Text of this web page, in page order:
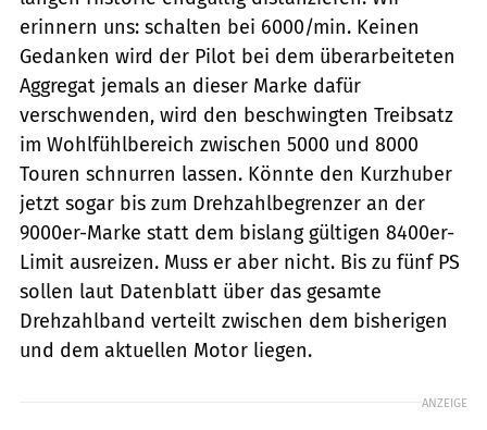
erinnern uns: schalten bei 6000/min. Keinen
Gedanken wird der Pilot bei dem überarbeiteten
Aggregat jemals an dieser Marke dafür
verschwenden, wird den beschwingten Treibsatz
im Wohlfühlbereich zwischen 5000 und 8000
Touren schnurren lassen. Könnte den Kurzhuber
jetzt sogar bis zum Drehzahlbegrenzer an der
9000er-Marke statt dem bislang gültigen 8400er-
Limit ausreizen. Muss er aber nicht. Bis zu fünf PS
sollen laut Datenblatt über das gesamte
Drehzahlband verteilt zwischen dem bisherigen
und dem aktuellen Motor liegen.
ANZEIGE